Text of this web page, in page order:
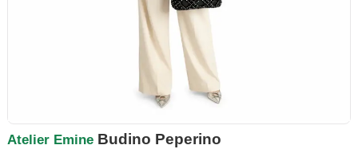
Atelier EmineBudino Peperino